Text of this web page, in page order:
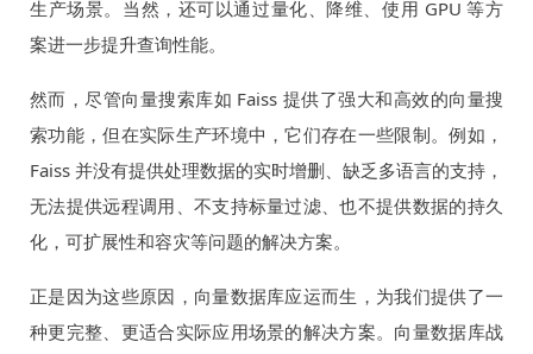
生产场景。当然，还可以通过量化、降维、使用 GPU 等方
案进一步提升查询性能。
然而，尽管向量搜索库如 Faiss 提供了强大和高效的向量搜
索功能，但在实际生产环境中，它们存在一些限制。例如，
Faiss 并没有提供处理数据的实时增删、缺乏多语言的支持，
无法提供远程调用、不支持标量过滤、也不提供数据的持久
化，可扩展性和容灾等问题的解决方案。
正是因为这些原因，向量数据库应运而生，为我们提供了一
种更完整、更适合实际应用场景的解决方案。向量数据库战